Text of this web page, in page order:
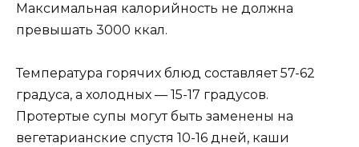
Максимальная калорийность не должна
превышать 3000 ккал.
Температура горячих блюд составляет 57-62
градуса, а холодных — 15-17 градусов.
Протертые супы могут быть заменены на
вегетарианские спустя 10-16 дней, каши